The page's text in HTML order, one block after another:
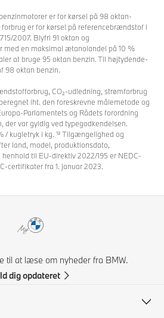
er for kørsel på 98 oktan-
er for kørsel på referencebrændstof i
2007. Blyfri 91 oktan og
med en maksimal ætanolandel på 10 %
at bruge 95 oktan benzin. Til højtydende-
98 oktan benzin.
CO₂-udledning, strømforbrug
iht. den foreskrevne målemetode og
Parlamentets og Rådets forordning
der var gyldig ved typegodkendelsen.
kugletryk i kg. ¹² Tilgængelighed og
land, model, produktionsdato,
til EU-direktiv 2022/195 er NEDC-
certifikater fra 1. januar 2023.
til at læse om nyheder fra BMW.
dig opdateret